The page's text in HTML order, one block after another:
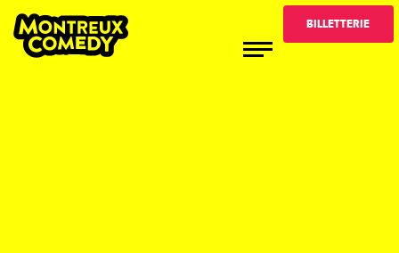
BILLETTERIE